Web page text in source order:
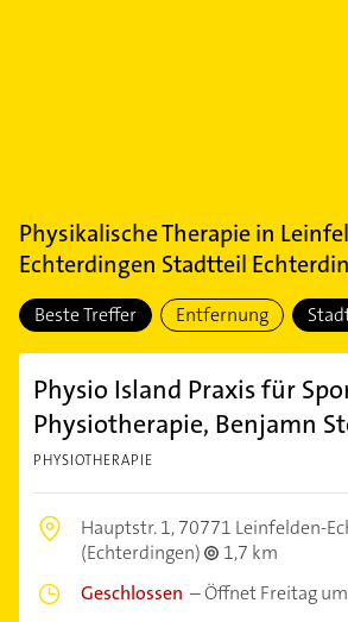
Physikalische Therapiein
Echterdingen Stadtteil
Beste Treffer Entfernung
Physio Island Praxis für
Physiotherapie, Benjamn
PHYSIOTHERAPIE
Hauptstr. 1,70771 Leinfelden-
(Echterdingen)
1,7 km
Geschlossen –Öffnet Freitag